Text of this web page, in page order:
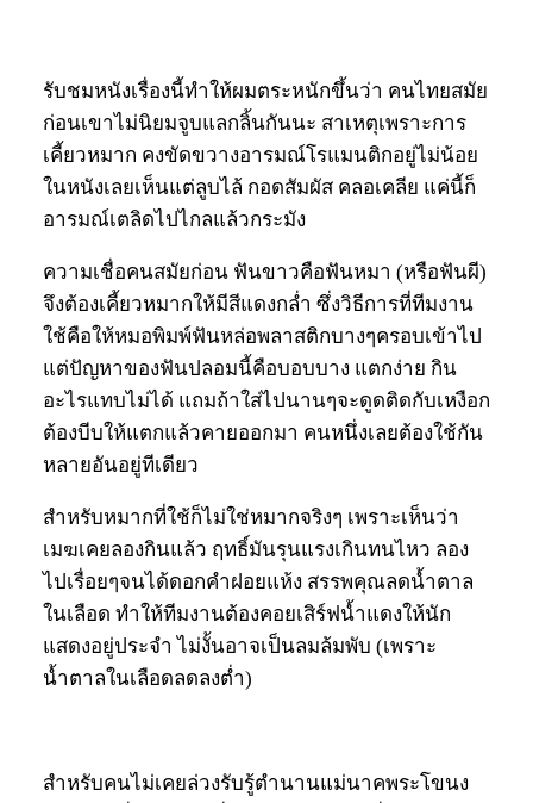
รับชมหนังเรื่องนี้ทำให้ผมตระหนักขึ้นว่า คนไทยสมัย
ก่อนเขาไม่นิยมจูบแลกลิ้นกันนะ สาเหตุเพราะการ
เคี้ยวหมาก คงขัดขวางอารมณ์โรแมนติกอยู่ไม่น้อย
ในหนังเลยเห็นแต่ลูบไล้ กอดสัมผัส คลอเคลีย แค่นี้ก็
อารมณ์เตลิดไปไกลแล้วกระมัง
ความเชื่อคนสมัยก่อน ฟันขาวคือฟันหมา (หรือฟันผี)
จึงต้องเคี้ยวหมากให้มีสีแดงกล่ำ ซึ่งวิธีการที่ทีมงาน
ใช้คือให้หมอพิมพ์ฟันหล่อพลาสติกบางๆครอบเข้าไป
แต่ปัญหาของฟันปลอมนี้คือบอบบาง แตกง่าย กิน
อะไรแทบไม่ได้ แถมถ้าใส่ไปนานๆจะดูดติดกับเหงือก
ต้องบีบให้แตกแล้วคายออกมา คนหนึ่งเลยต้องใช้กัน
หลายอันอยู่ทีเดียว
สำหรับหมากที่ใช้ก็ไม่ใช่หมากจริงๆ เพราะเห็นว่า
เมฆเคยลองกินแล้ว ฤทธิ์มันรุนแรงเกินทนไหว ลอง
ไปเรื่อยๆจนได้ดอกคำฝอยแห้ง สรรพคุณลดน้ำตาล
ในเลือด ทำให้ทีมงานต้องคอยเสิร์ฟน้ำแดงให้นัก
แสดงอยู่ประจำ ไม่งั้นอาจเป็นลมล้มพับ (เพราะ
น้ำตาลในเลือดลดลงต่ำ)
สำหรับคนไม่เคยล่วงรับรู้ตำนานแม่นาคพระโขนง